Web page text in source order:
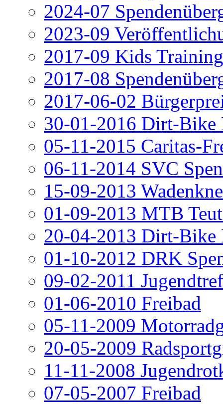
2024-07
2023-09
2017-09 Kids
2017-08
2017-06-02
30-01-2016 Dirt-Bike
05-11-2015 Caritas-
06-11-2014 SVC
15-09-2013
01-09-2013 MTB
20-04-2013 Dirt-Bike
01-10-2012 DRK
09-02-2011
01-06-2010 Freibad
05-11-2009
20-05-2009
11-11-2008
07-05-2007 Freibad